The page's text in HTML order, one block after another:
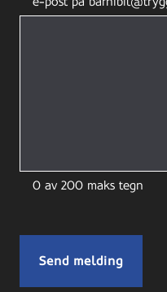
0 av 200 maks tegn